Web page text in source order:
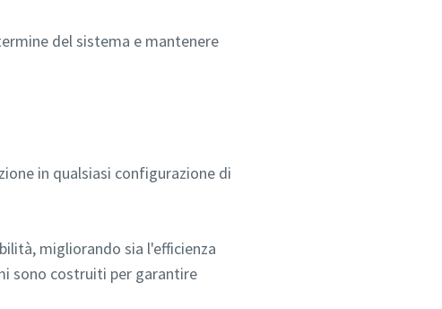
del sistema e mantenere
in qualsiasi configurazione di
migliorando sia l'efficienza
sono costruiti per garantire